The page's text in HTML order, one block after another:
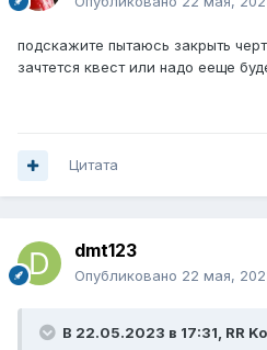
подскажите пытаюсь закрыть
зачтется квест или надо ееще
Цитата
dmt123
Опубликовано 22 мая,
В 22.05.2023 в 17:31, RR